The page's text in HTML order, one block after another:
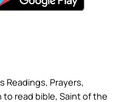
Readings, Prayers,
to read bible, Saint of the